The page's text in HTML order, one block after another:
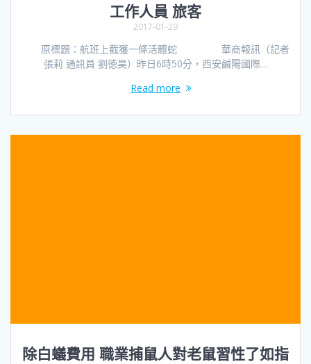
工作人員 旅客
2017-01-29
原標題：航班上截獲一條活體蛇 華商報訊（記者
張莉 通訊員 劉徳昊）昨日6時50分，西安鹹陽國際…
Read more
除白蟻費用 職業捕鼠人對老鼠習性了如指